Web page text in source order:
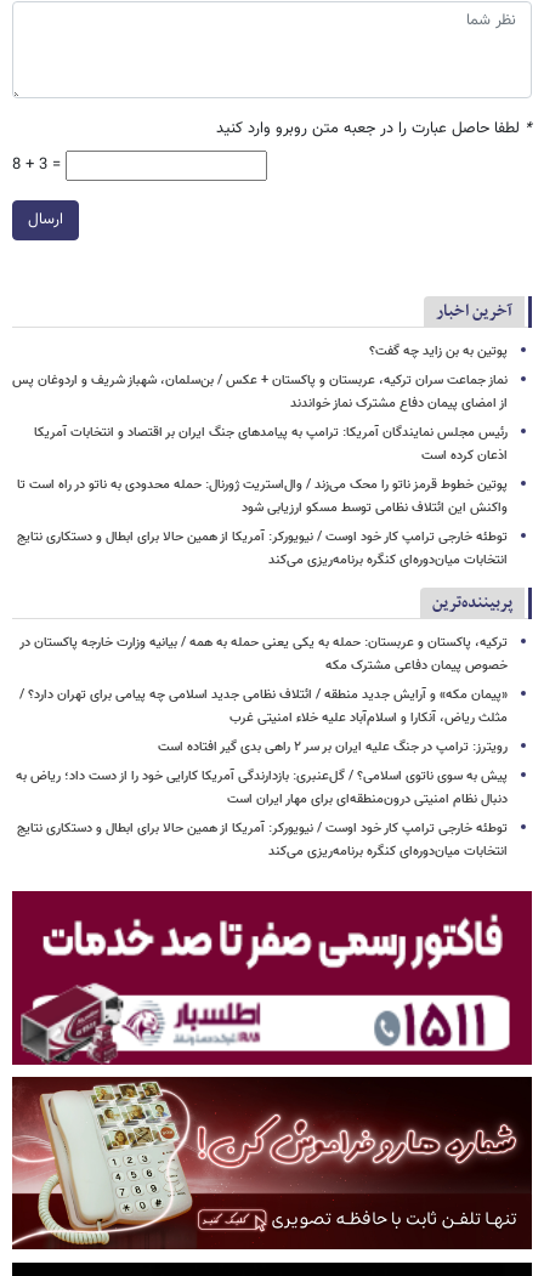
* لطفا حاصل عبارت را در جعبه متن روبرو وارد کنید
8 + 3 =
ارسال
آخرین اخبار
پوتین به بن زاید چه گفت؟
نماز جماعت سران ترکیه، عربستان و پاکستان + عکس / بن‌سلمان، شهباز شریف و اردوغان پس
از امضای پیمان دفاع مشترک نماز خواندند
رئیس مجلس نمایندگان آمریکا: ترامپ به پیامدهای جنگ ایران بر اقتصاد و انتخابات آمریکا
اذعان کرده است
پوتین خطوط قرمز ناتو را محک می‌زند / وال‌استریت ژورنال: حمله محدودی به ناتو در راه است تا
واکنش این ائتلاف نظامی توسط مسکو ارزیابی شود
توطئه خارجی ترامپ کار خود اوست / نیویورکر: آمریکا از همین حالا برای ابطال و دستکاری نتایج
انتخابات میان‌دوره‌ای کنگره برنامه‌ریزی می‌کند
پربیننده‌ترین
ترکیه، پاکستان و عربستان: حمله به یکی یعنی حمله به همه / بیانیه وزارت خارجه پاکستان در
خصوص پیمان دفاعی مشترک مکه
«پیمان مکه» و آرایش جدید منطقه / ائتلاف نظامی جدید اسلامی چه پیامی برای تهران دارد؟ /
مثلث ریاض، آنکارا و اسلام‌آباد علیه خلاء امنیتی غرب
رویترز: ترامپ در جنگ علیه ایران بر سر ۲ راهی بدی گیر افتاده است
پیش به سوی ناتوی اسلامی؟ / گل‌عنبری: بازدارندگی آمریکا کارایی خود را از دست داد؛ ریاض به
دنبال نظام امنیتی درون‌منطقه‌ای برای مهار ایران است
توطئه خارجی ترامپ کار خود اوست / نیویورکر: آمریکا از همین حالا برای ابطال و دستکاری نتایج
انتخابات میان‌دوره‌ای کنگره برنامه‌ریزی می‌کند